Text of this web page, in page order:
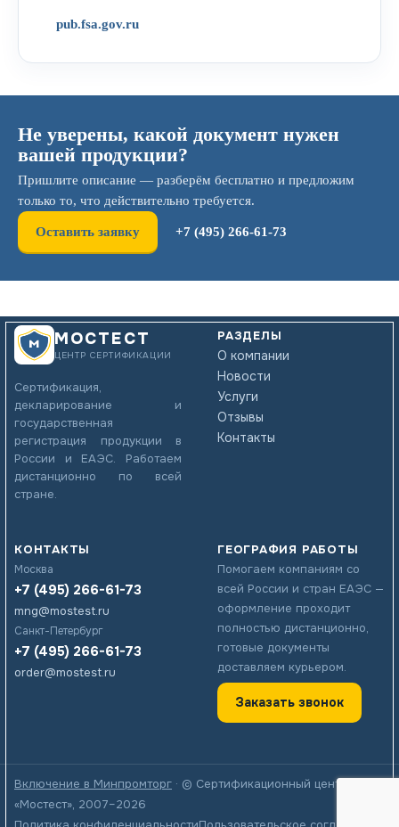
pub.fsa.gov.ru
Не уверены, какой документ нужен
вашей продукции?
Пришлите описание — разберём бесплатно и предложим
только то, что действительно требуется.
Оставить заявку +7 (495) 266-61-73
МОСТЕСТ
ЦЕНТР СЕРТИФИКАЦИИ
Сертификация,
декларирование и
государственная
регистрация продукции в
России и ЕАЭС. Работаем
дистанционно по всей
стране.
РАЗДЕЛЫ
О компании
Новости
Услуги
Отзывы
Контакты
КОНТАКТЫ
Москва
+7 (495) 266-61-73
mng@mostest.ru
Санкт-Петербург
+7 (495) 266-61-73
order@mostest.ru
ГЕОГРАФИЯ РАБОТЫ
Помогаем компаниям со
всей России и стран ЕАЭС —
оформление проходит
полностью дистанционно,
готовые документы
доставляем курьером.
Заказать звонок
Включение в Минпромторг · © Сертификационный центр
«Мостест», 2007–2026